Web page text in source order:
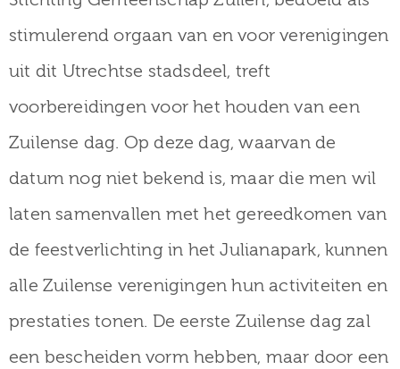
over
Zuilen
Collectie
stimulerend orgaan van en voor verenigingen
uit dit Utrechtse stadsdeel, treft
voorbereidingen voor het houden van een
Zuilense dag. Op deze dag, waarvan de
datum nog niet bekend is, maar die men wil
laten samenvallen met het gereedkomen van
de feestverlichting in het Julianapark, kunnen
alle Zuilense verenigingen hun activiteiten en
prestaties tonen. De eerste Zuilense dag zal
een bescheiden vorm hebben, maar door een